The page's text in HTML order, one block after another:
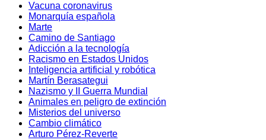
Vacuna coronavirus
Monarquía española
Marte
Camino de Santiago
Adicción a la tecnología
Racismo en Estados Unidos
Inteligencia artificial y robótica
Martín Berasategui
Nazismo y II Guerra Mundial
Animales en peligro de extinción
Misterios del universo
Cambio climático
Arturo Pérez-Reverte